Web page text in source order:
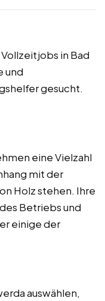
in Bad
und
gesucht.
eine Vielzahl
mit der
Holz stehen. Ihre
Betriebs und
einige der
auswählen,